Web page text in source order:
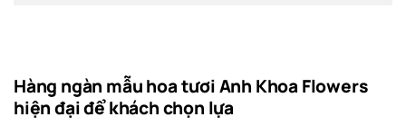
Hàng ngàn mẫu hoa tươi Anh Khoa Flowers
hiện đại để khách chọn lựa